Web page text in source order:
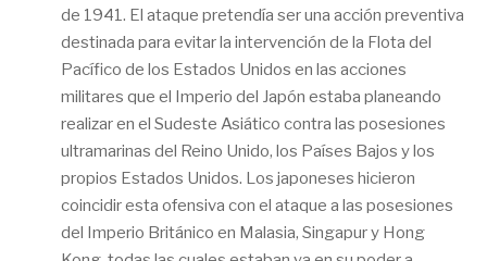
de 1941. El ataque pretendía ser una acción preventiva
destinada para evitar la intervención de la Flota del
Pacífico de los Estados Unidos en las acciones
militares que el Imperio del Japón estaba planeando
realizar en el Sudeste Asiático contra las posesiones
ultramarinas del Reino Unido, los Países Bajos y los
propios Estados Unidos. Los japoneses hicieron
coincidir esta ofensiva con el ataque a las posesiones
del Imperio Británico en Malasia, Singapur y Hong